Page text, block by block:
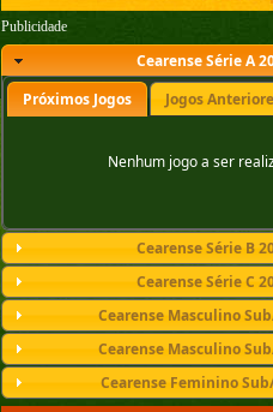
Publicidade
Cearense Série A
Próximos Jogos
Jogos
Nenhum jogo a ser
Cearense Série B
Cearense Série C
Cearense Masculino
Cearense Masculino
Cearense Feminino